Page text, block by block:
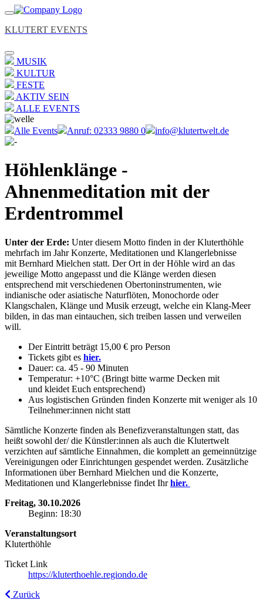
KLUTERT EVENTS
MUSIK
KULTUR
FESTE
AKTIV SEIN
ALLE EVENTS
Alle Events Anruf: 02333 9880 0 info@klutertwelt.de
Höhlenklänge -
Ahnenmeditation mit der
Erdentrommel
Unter der Erde: Unter diesem Motto finden in der Kluterthöhle
mehrfach im Jahr Konzerte, Meditationen und Klangerlebnisse
mit Bernhard Mielchen statt. Der Ort in der Höhle wird an das
jeweilige Motto angepasst und die Klänge werden diesen
entsprechend mit verschiedenen Obertoninstrumenten, wie
indianische oder asiatische Naturflöten, Monochorde oder
Klangschalen, Klänge und Musik erzeugt, welche ein Klang-Meer
bilden, in das man eintauchen, sich treiben lassen und verweilen
will.
Der Eintritt beträgt 15,00 € pro Person
Tickets gibt es hier.
Dauer: ca. 45 - 90 Minuten
Temperatur: +10°C (Bringt bitte warme Decken mit
und kleidet Euch entsprechend)
Aus logistischen Gründen finden Konzerte mit weniger als 10
Teilnehmer:innen nicht statt
Sämtliche Konzerte finden als Benefizveranstaltungen statt, das
heißt sowohl der/ die Künstler:innen als auch die Klutertwelt
verzichten auf sämtliche Einnahmen, die komplett an gemeinnützige
Vereinigungen oder Einrichtungen gespendet werden. Zusätzliche
Informationen über Bernhard Mielchen und die Konzerte,
Meditationen und Klangerlebnisse findet Ihrhier.
Freitag, 30.10.2026
Beginn: 18:30
Veranstaltungsort
Kluterthöhle
Ticket Link
https://kluterthoehle.regiondo.de
Zurück